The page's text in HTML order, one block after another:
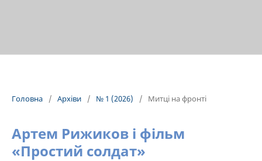
Головна / Архіви / № 1 (2026) / Митці на фронті
Артем Рижиков і фільм
«Простий солдат»